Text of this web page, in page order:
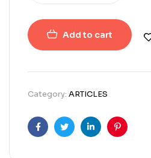
Add to cart
Category: ARTICLES
FacebookTwitterLinkedinPinterest